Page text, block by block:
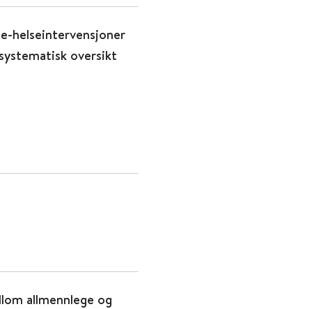
helseintervensjoner
oversikt
allmennlege og